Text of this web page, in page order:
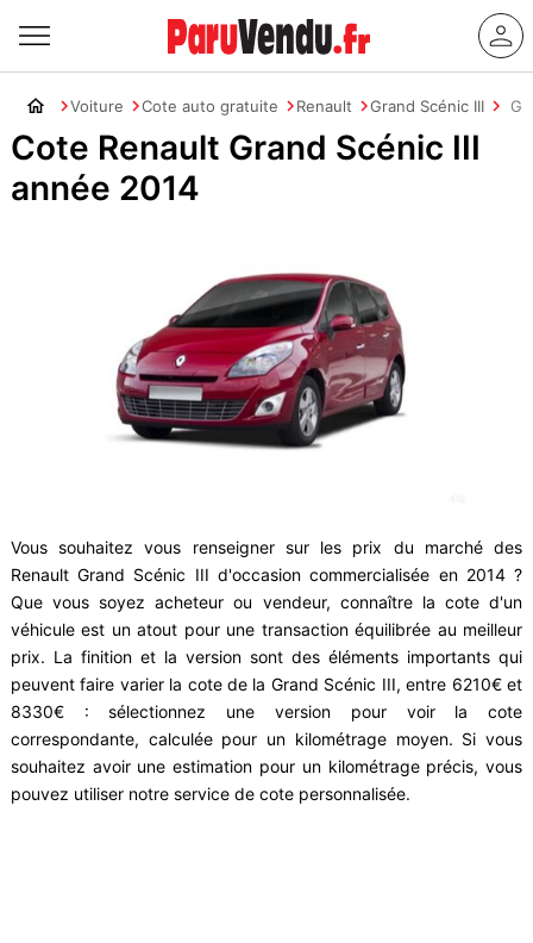
Voiture Cote auto gratuite Renault Grand Scénic III
Cote Renault Grand Scénic III
année 2014
Vous souhaitez vous renseigner sur les prix du marché des
Renault Grand Scénic III d'occasion commercialisée en 2014 ?
Que vous soyez acheteur ou vendeur, connaître la cote d'un
véhicule est un atout pour une transaction équilibrée au meilleur
prix. La finition et la version sont des éléments importants qui
peuvent faire varier la cote de la Grand Scénic III, entre 6210€ et
8330€ : sélectionnez une version pour voir la cote
correspondante, calculée pour un kilométrage moyen. Si vous
souhaitez avoir une estimation pour un kilométrage précis, vous
pouvez utiliser notre service de cote personnalisée.